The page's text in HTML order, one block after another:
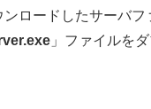
ンロードしたサーバフ
」ファイルを